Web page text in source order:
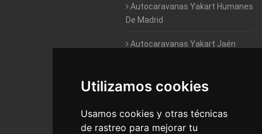
Utilizamos cookies
Usamos cookies y otras técnicas
de rastreo para mejorar tu
Autocaravanas Yakart Humanes
De Madrid
Autocaravanas Yakart Jaén
Autocaravanas Yakart Valencia
Autocaravanas Yakart Vitoria